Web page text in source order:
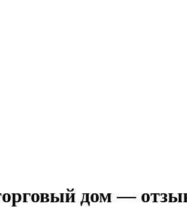
дом —